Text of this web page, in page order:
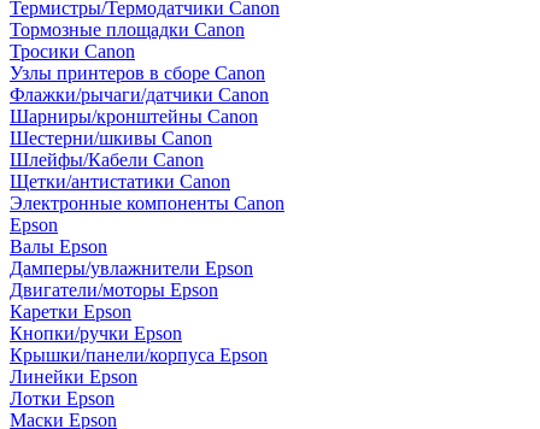
Термистры/Термодатчики Canon
Тормозные площадки Canon
Тросики Canon
Узлы принтеров в сборе Canon
Флажки/рычаги/датчики Canon
Шарниры/кронштейны Canon
Шестерни/шкивы Canon
Шлейфы/Кабели Canon
Щетки/антистатики Canon
Электронные компоненты Canon
Epson
Валы Epson
Дамперы/увлажнители Epson
Двигатели/моторы Epson
Каретки Epson
Кнопки/ручки Epson
Крышки/панели/корпуса Epson
Линейки Epson
Лотки Epson
Маски Epson